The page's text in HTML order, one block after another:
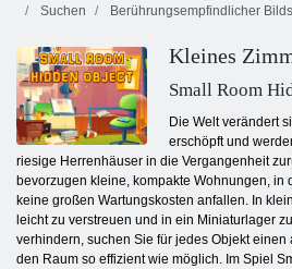
Suchen
Berührungsempfindlicher
Kleines
Small Room
Die Welt verändert
erschöpft und
riesige Herrenhäuser in die Vergangenheit
bevorzugen kleine, kompakte Wohnungen, in
keine großen Wartungskosten anfallen. In
leicht zu verstreuen und in ein Miniaturlager
verhindern, suchen Sie für jedes Objekt
den Raum so effizient wie möglich. Im Spiel